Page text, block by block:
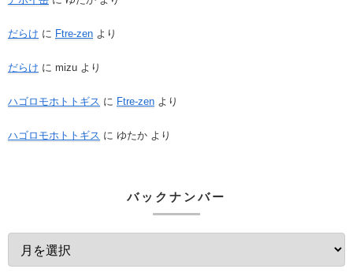
だらけ に Ftre-zen より
だらけ に mizu より
ハゴロモホトトギス に Ftre-zen より
ハゴロモホトトギス に ゆたか より
バックナンバー